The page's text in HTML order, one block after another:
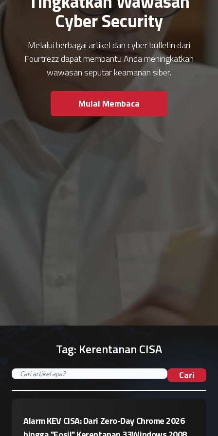
Cyber Security
Melalui berbagai artikel dan cyber bulletin dari
Fourtrezz dapat membantu Anda meningkatkan
wawasan seputar keamanan siber.
Mulai Membaca
Tag: Kerentanan CISA
Cari
Alarm KEV CISA: Dari Zero-Day Chrome 2026